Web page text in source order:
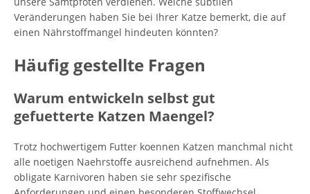
Veränderungen haben Sie bei Ihrer Katze bemerkt, die auf
einen Nährstoffmangel hindeuten könnten?
Häufig gestellte Fragen
Warum entwickeln selbst gut
gefuetterte Katzen Maengel?
Trotz hochwertigem Futter koennen Katzen manchmal nicht
alle noetigen Naehrstoffe ausreichend aufnehmen. Als
obligate Karnivoren haben sie sehr spezifische